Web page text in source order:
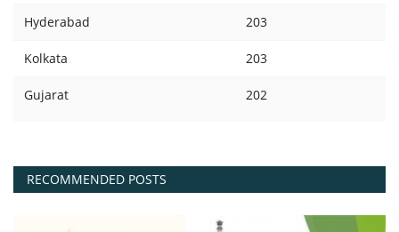
Hyderabad 203
Kolkata 203
Gujarat 202
RECOMMENDED POSTS